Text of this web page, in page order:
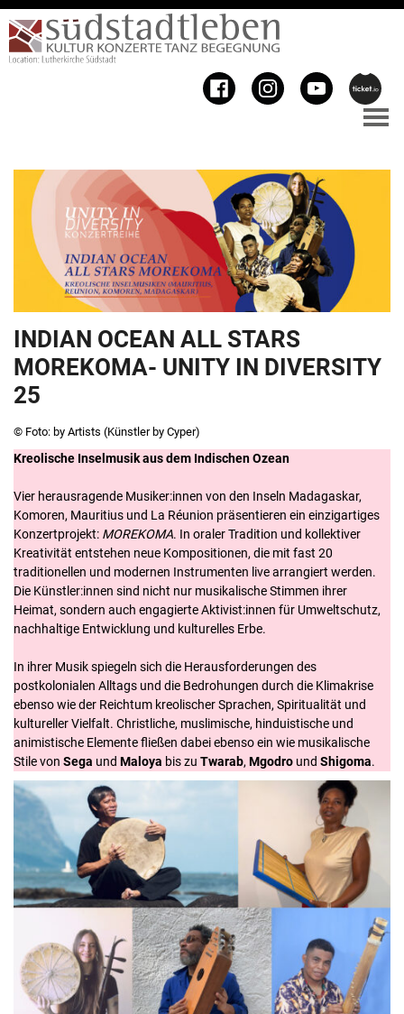
INDIAN OCEAN ALL STARS
MOREKOMA- UNITY IN DIVERSITY
25
© Foto: by Artists (Künstler by Cyper)
Kreolische Inselmusik aus dem Indischen Ozean
Vier herausragende Musiker:innen von den Inseln Madagaskar,
Komoren, Mauritius und La Réunion präsentieren ein einzigartiges
Konzertprojekt: MOREKOMA. In oraler Tradition und kollektiver
Kreativität entstehen neue Kompositionen, die mit fast 20
traditionellen und modernen Instrumenten live arrangiert werden.
Die Künstler:innen sind nicht nur musikalische Stimmen ihrer
Heimat, sondern auch engagierte Aktivist:innen für Umweltschutz,
nachhaltige Entwicklung und kulturelles Erbe.
In ihrer Musik spiegeln sich die Herausforderungen des
postkolonialen Alltags und die Bedrohungen durch die Klimakrise
ebenso wie der Reichtum kreolischer Sprachen, Spiritualität und
kultureller Vielfalt. Christliche, muslimische, hinduistische und
animistische Elemente fließen dabei ebenso ein wie musikalische
Stile von Sega und Maloya bis zu Twarab, Mgodro und Shigoma.